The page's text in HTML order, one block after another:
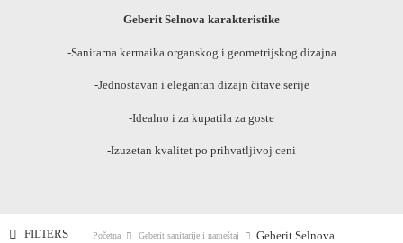
Geberit Selnova karakteristike
-Sanitarna kermaika organskog i geometrijskog dizajna
-Jednostavan i elegantan dizajn čitave serije
-Idealno i za kupatila za goste
-Izuzetan kvalitet po prihvatljivoj ceni
FILTERS Početna Geberit sanitarije i nameštaj Geberit Selnova